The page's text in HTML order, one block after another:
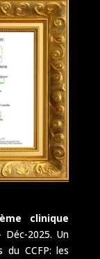
clinique
2025. Un
du CCFP: les